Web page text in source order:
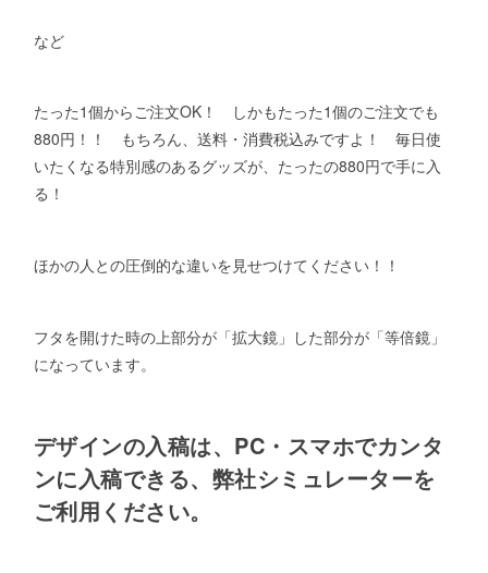
など
たった1個からご注文OK！ しかもたった1個のご注文でも
880円！！ もちろん、送料・消費税込みですよ！ 毎日使
いたくなる特別感のあるグッズが、たったの880円で手に入
る！
ほかの人との圧倒的な違いを見せつけてください！！
フタを開けた時の上部分が「拡大鏡」した部分が「等倍鏡」
になっています。
デザインの入稿は、PC・スマホでカンタ
ンに入稿できる、弊社シミュレーターを
ご利用ください。